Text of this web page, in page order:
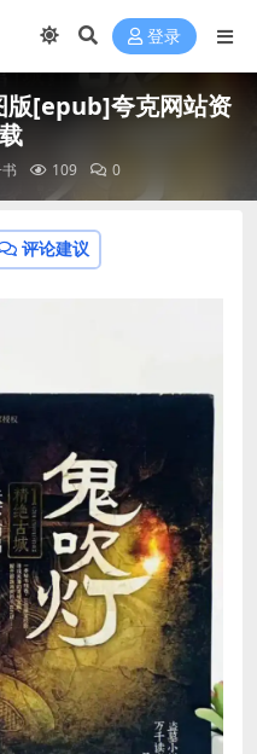
登录
版[epub]夸克网站资
109 0
评论建议